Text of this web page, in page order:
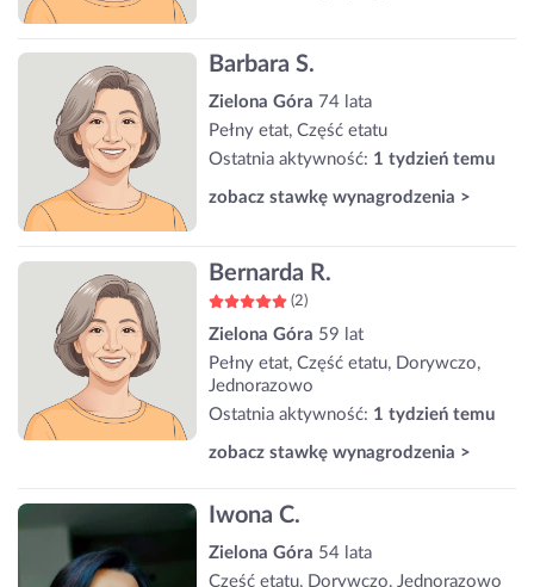
Barbara S.
Zielona Góra 74 lata
Pełny etat, Część etatu
Ostatnia aktywność: 1 tydzień temu
zobacz stawkę wynagrodzenia >
Bernarda R.
(2)
Zielona Góra 59 lat
Pełny etat, Część etatu, Dorywczo,
Jednorazowo
Ostatnia aktywność: 1 tydzień temu
zobacz stawkę wynagrodzenia >
Iwona C.
Zielona Góra 54 lata
Część etatu, Dorywczo, Jednorazowo